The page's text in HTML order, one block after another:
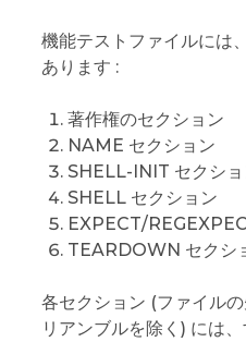
機能テストファイルには
あります :
著作権のセクション
NAME セクション
SHELL-INIT セクショ
SHELL セクション
EXPECT/
TEARDOWN セクシ
各セクション (ファイル
リアンブルを除く) には